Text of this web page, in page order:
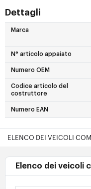
Dettagli
Marca
N° articolo appaiato
Numero OEM
Codice articolo del
costruttore
Numero EAN
ELENCO DEI VEICOLI
Elenco dei veicoli